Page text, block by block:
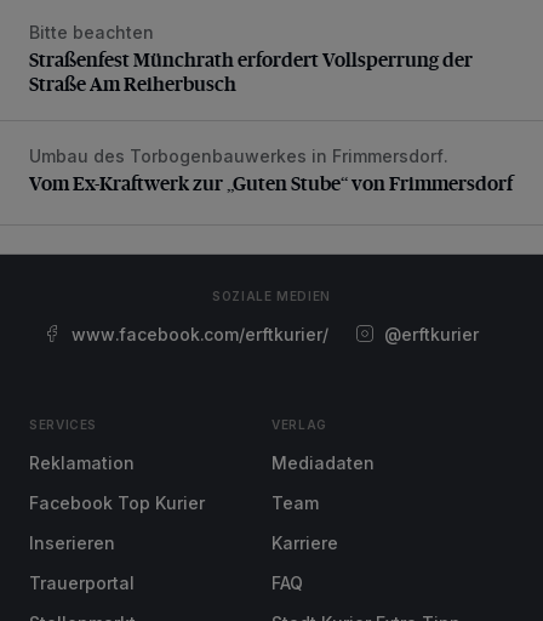
Straßenfest Münchrath erfordert Vollsperrung der Straße
Bitte beachten
Straßenfest Münchrath erfordert Vollsperrung der
Straße Am Reiherbusch
Vom Ex-Kraftwerk zur „Guten Stube“ von Frimmersdorf
Umbau des Torbogenbauwerkes in Frimmersdorf.
Vom Ex-Kraftwerk zur „Guten Stube“ von Frimmersdorf
SOZIALE MEDIEN
www.facebook.com/erftkurier/ @erftkurier
SERVICES
Reklamation
Facebook Top Kurier
Inserieren
Trauerportal
VERLAG
Mediadaten
Team
Karriere
FAQ